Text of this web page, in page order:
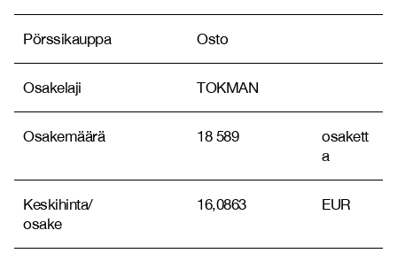
Pörssikauppa Osto
Osakelaji TOKMAN
Osakemäärä 18 589
osakett
a
Keskihinta/
osake
16,0863 EUR